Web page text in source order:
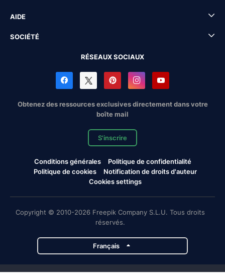
AIDE
SOCIÉTÉ
RÉSEAUX SOCIAUX
Obtenez des ressources exclusives directement dans votre
boîte mail
S'inscrire
Conditions générales
Politique de confidentialité
Politique de cookies
Notification de droits d'auteur
Cookies settings
Copyright © 2010-2026 Freepik Company S.L.U. Tous droits
réservés.
Français